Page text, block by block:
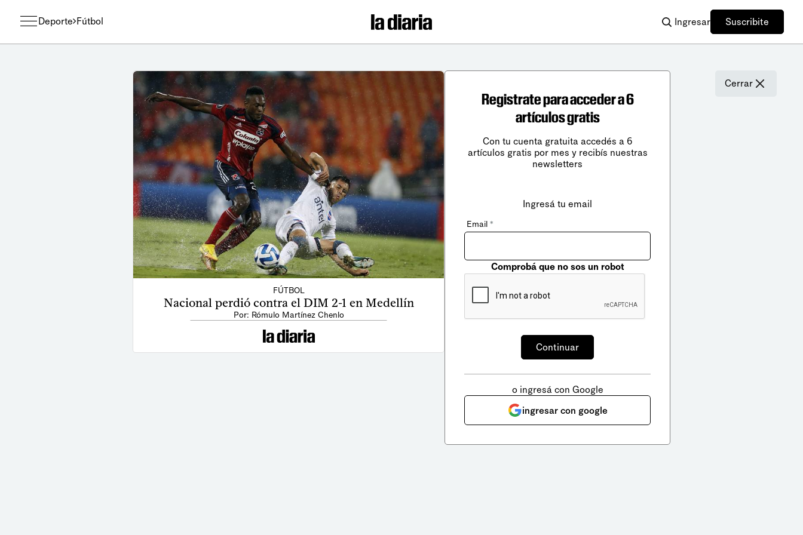
Deporte Fútbol Ingresar Suscribite
FÚTBOL
Nacional perdió contra el DIM 2-1 en Medellín
Por: Rómulo Martínez Chenlo
Cerrar
Registrate para acceder a 6
artículos gratis
Con tu cuenta gratuita accedés a 6
artículos gratis por mes y recibís nuestras
newsletters
Ingresá tu email
Email *
Comprobá que no sos un robot
o ingresá con Google
ingresar con google